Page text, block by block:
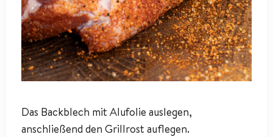
Das Backblech mit Alufolie auslegen,
anschließend den Grillrost auflegen.